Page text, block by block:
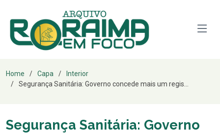
Home Capa
Interior
Segurança Sanitária: Governo concede mais um regis...
Segurança Sanitária: Governo